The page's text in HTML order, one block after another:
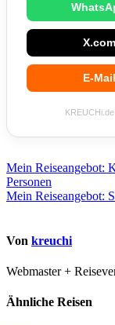
X.com
E-Mail
Mein Reiseangebot:
Personen
Mein Reiseangebot:
Von kreuchi
Webmaster +
Ähnliche Reisen